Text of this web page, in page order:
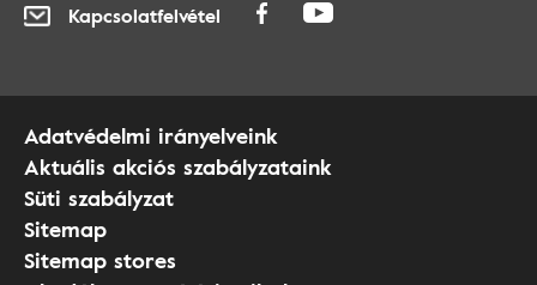
Kapcsolatfelvétel
Adatvédelmi irányelveink
Aktuális akciós szabályzataink
Süti szabályzat
Sitemap
Sitemap stores